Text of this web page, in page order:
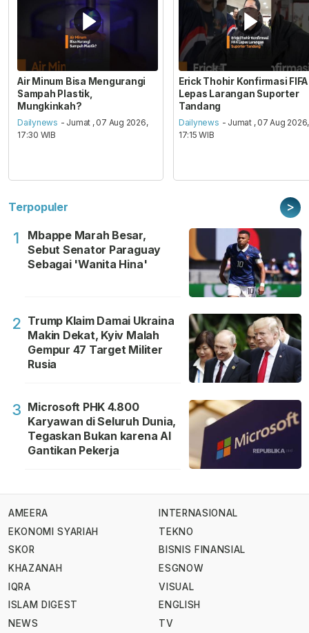
Air Minum Bisa Mengurangi
Sampah Plastik,
Mungkinkah?
Dailynews - Jumat , 07 Aug 2026,
17:30 WIB
Erick Thohir Konfirmasi FIFA
Lepas Larangan Suporter
Tandang
Dailynews - Jumat , 07 Aug 2026,
17:15 WIB
Terpopuler >
1
Mbappe Marah Besar,
Sebut Senator Paraguay
Sebagai 'Wanita Hina'
2 Trump Klaim Damai Ukraina
Makin Dekat, Kyiv Malah
Gempur 47 Target Militer
Rusia
3 Microsoft PHK 4.800
Karyawan di Seluruh Dunia,
Tegaskan Bukan karena AI
Gantikan Pekerja
AMEERA
EKONOMI SYARIAH
SKOR
KHAZANAH
IQRA
ISLAM DIGEST
NEWS
INTERNASIONAL
TEKNO
BISNIS FINANSIAL
ESGNOW
VISUAL
ENGLISH
TV